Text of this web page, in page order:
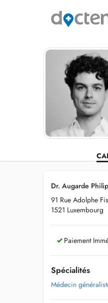
Dr. Augarde
91 Rue Adolphe
1521 Luxembourg
Paiement
Spécialités
Médecin